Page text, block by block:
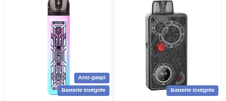
Anti-gaspi
Batterie intégrée Batterie intégrée